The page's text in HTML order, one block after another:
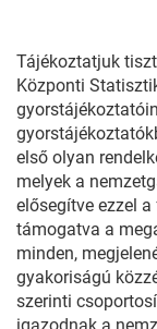
Tájékoztatjuk
Központi
első olyan
melyek a
elősegítve ezzel
támogatva a
minden,
gyakoriságú
szerinti